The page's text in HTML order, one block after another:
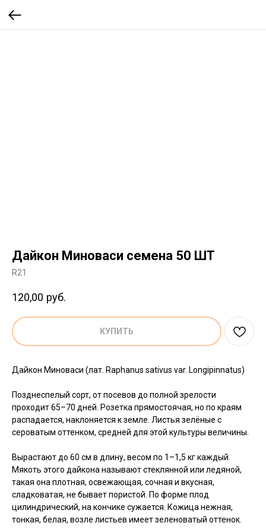
Дайкон Миноваси семена 50 ШТ
R21
120,00 руб.
КУПИТЬ
Дайкон Миноваси (лат. Raphanus sativus var. Longipinnatus)
Позднеспелый сорт, от посевов до полной зрелости
проходит 65–70 дней. Розетка прямостоячая, но по краям
распадается, наклоняется к земле. Листья зелёные с
сероватым оттенком, средней для этой культуры величины.
Вырастают до 60 см в длину, весом по 1–1,5 кг каждый.
Мякоть этого дайкона называют стеклянной или ледяной,
такая она плотная, освежающая, сочная и вкусная,
сладковатая, не бывает пористой. По форме плод
цилиндрический, на кончике сужается. Кожица нежная,
тонкая, белая, возле листьев имеет зеленоватый оттенок.